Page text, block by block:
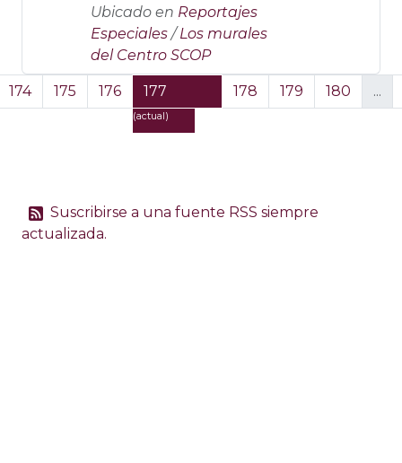
Ubicado en Reportajes
Especiales /Los murales
del Centro SCOP
174 175 176 177
(actual)
178 179 180 ...
Suscribirse a una fuente RSS siempre
actualizada.